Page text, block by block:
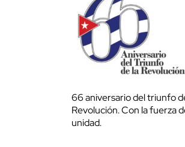
66 aniversario del triunfo
Revolución. Con la fuerza
unidad.